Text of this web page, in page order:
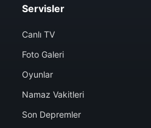
Servisler
Canlı TV
Foto Galeri
Oyunlar
Namaz Vakitleri
Son Depremler